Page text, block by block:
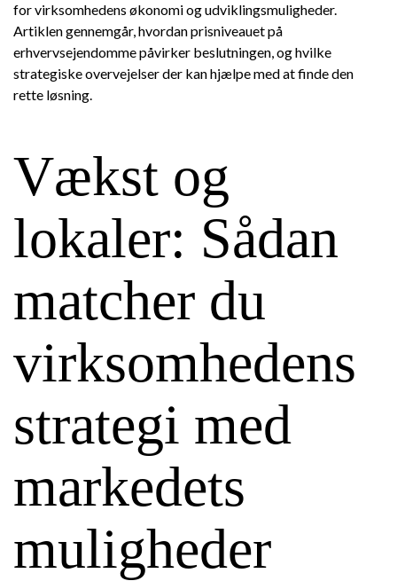
for virksomhedens økonomi og udviklingsmuligheder.
Artiklen gennemgår, hvordan prisniveauet på
erhvervsejendomme påvirker beslutningen, og hvilke
strategiske overvejelser der kan hjælpe med at finde den
rette løsning.
Vækst og
lokaler: Sådan
matcher du
virksomhedens
strategi med
markedets
muligheder